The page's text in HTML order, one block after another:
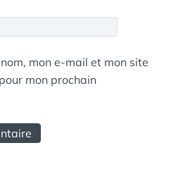
mon e-mail et mon site
mon prochain